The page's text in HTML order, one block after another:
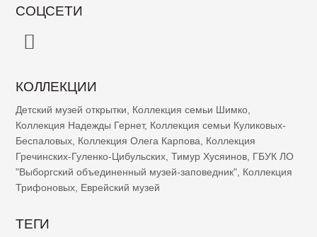
СОЦСЕТИ
КОЛЛЕКЦИИ
Детский музей открытки Коллекция семьи Шимко
Коллекция Надежды Гернет, Коллекция семьи Куликовых-
Беспаловых Коллекция Олега Карпова
Коллекция
Гречинских-Гуленко-Цибульских Тимур Хусяинов ГБУК ЛО
"Выборгский объединенный музей-заповедник" Коллекция
Трифоновых Еврейский музей
ТЕГИ